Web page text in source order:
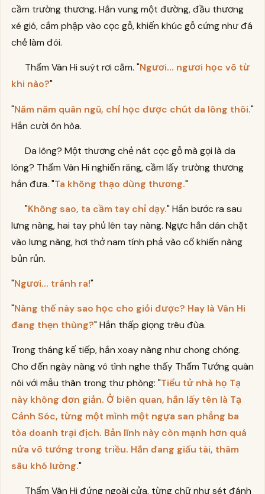
cầm trường thương. Hắn vung một đường, đầu thương
xé gió, cắm phập vào cọc gỗ, khiến khúc gỗ cứng như đá
chẻ làm đôi.
Thẩm Vân Hi suýt rơi cằm. "Ngươi... ngươi học võ từ
khi nào?"
"Năm năm quân ngũ, chỉ học được chút da lông thôi."
Hắn cười ôn hòa.
Da lông? Một thương chẻ nát cọc gỗ mà gọi là da
lông? Thẩm Vân Hi nghiến răng, cầm lấy trường thương
hắn đưa. "Ta không thạo dùng thương."
"Không sao, ta cầm tay chỉ dạy." Hắn bước ra sau
lưng nàng, hai tay phủ lên tay nàng. Ngực hắn dán chặt
vào lưng nàng, hơi thở nam tính phả vào cổ khiến nàng
bủn rủn.
"Ngươi... tránh ra!"
"Nàng thế này sao học cho giỏi được? Hay là Vân Hi
đang thẹn thùng?" Hắn thấp giọng trêu đùa.
Trong tháng kế tiếp, hắn xoay nàng như chong chóng.
Cho đến ngày nàng vô tình nghe thấy Thẩm Tướng quân
nói với mẫu thân trong thư phòng: "Tiểu tử nhà họ Tạ
này không đơn giản. Ở biên quan, hắn lấy tên là Tạ
Cảnh Sóc, từng một mình một ngựa san phẳng ba
tòa doanh trại địch. Bản lĩnh này còn mạnh hơn quá
nửa võ tướng trong triều. Hắn đang giấu tài, thâm
sâu khó lường."
Thẩm Vân Hi đứng ngoài cửa, từng chữ như sét đánh